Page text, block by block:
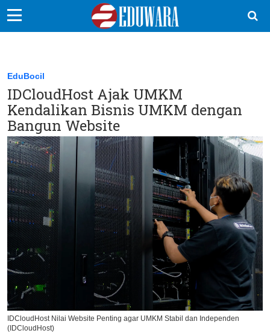
Sekolah Kita
Vokasi
Kampus
Idea
Sains
EduDana
Ikuti Kami di:
EduBocil
IDCloudHost Ajak UMKM
Kendalikan Bisnis UMKM dengan
Bangun Website
IDCloudHost Nilai Website Penting agar UMKM Stabil dan Independen
(IDCloudHost)